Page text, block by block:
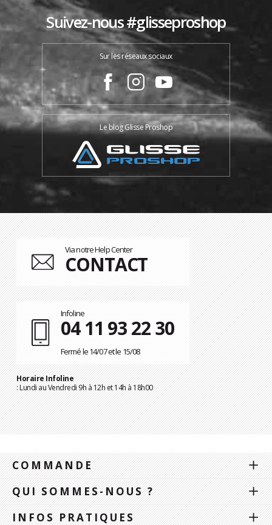
Suivez-nous #glisseproshop
Sur les réseaux sociaux
Le blog Glisse Proshop
Via notre Help Center
CONTACT
Infoline
04 11 93 22 30
Fermé le 14/07 et le 15/08
Horaire Infoline
: Lundi au Vendredi 9h à 12h et 14h à 18h00
COMMANDE
QUI SOMMES-NOUS ?
INFOS PRATIQUES